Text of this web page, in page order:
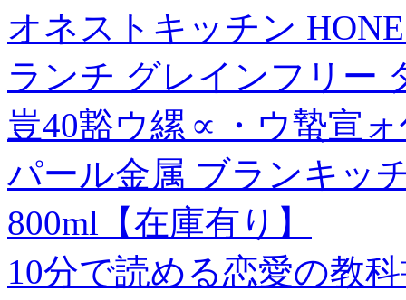
オネストキッチン
ランチ グレインフリー
豈40豁ウ縲∝・ウ蟄宣
パール金属 ブランキッ
800ml【在庫有り】
10分で読める恋愛の教